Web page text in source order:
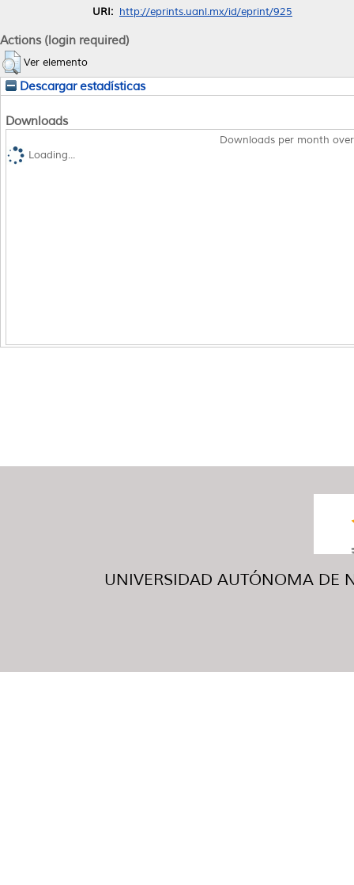
URI: http://eprints.uanl.mx/id/eprint/925
Actions (login required)
Ver elemento
Descargar estadísticas
Downloads
Downloads per month
Loading...
UNIVERSIDAD AUTÓNOMA DE